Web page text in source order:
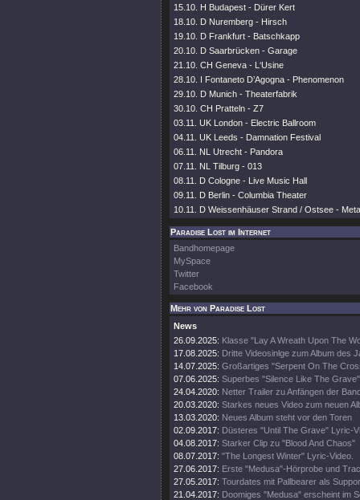
15.10. H Budapest - Dürer Kert
18.10. D Nuremberg - Hirsch
19.10. D Frankfurt - Batschkapp
20.10. D Saarbrücken - Garage
21.10. CH Geneva - L‘Usine
28.10. I Fontaneto D’Agogna - Phenomenon
29.10. D Munich - Theaterfabrik
30.10. CH Pratteln - Z7
03.11. UK London - Electric Ballroom
04.11. UK Leeds - Damnation Festival
06.11. NL Utrecht - Pandora
07.11. NL Tilburg - 013
08.11. D Cologne - Live Music Hall
09.11. D Berlin - Columbia Theater
10.11. D Weissenhäuser Strand / Ostsee -
Paradise Lost im Internet
Bandhomepage
MySpace
Twitter
Facebook
Mehr von Paradise Lost
News
26.09.2025: Klasse "Lay A Wreath Upon The
17.08.2025: Dritte Videosinlge zum Album des
14.07.2025: Großartiges "Serpent On The
07.06.2025: Superbes "Silence Like The
24.04.2020: Netter Trailer zu Anfängen der
20.03.2020: Starkes neues Video zum neuen
13.03.2020: Neues Album steht vor den Toren
02.09.2017: Düsteres "Until The Grave" Lyric-
04.08.2017: Starker Clip zu "Blood And Chaos"
08.07.2017: "The Longest Winter" Lyric-Video.
27.06.2017: Erste "Medusa"-Hörprobe und
27.05.2017: Tourdates mit Pallbearer als
21.04.2017: Doomiges "Medusa" erscheint im